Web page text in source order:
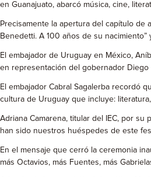
en Guanajuato, abarcó música, cine,
Precisamente la apertura del capítulo de
Benedetti. A 100 años de su nacimiento”
El embajador de Uruguay en México,
en representación del gobernador Diego
El embajador Cabral Sagalerba recordó
cultura de Uruguay que incluye:
Adriana Camarena, titular del IEC, por
han sido nuestros huéspedes de este
En el mensaje que cerró la ceremonia
más Octavios, más Fuentes, más